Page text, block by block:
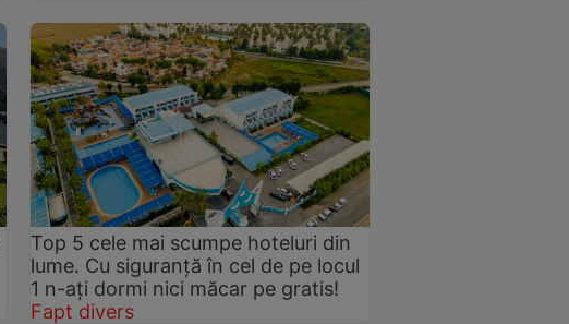
Top 5 cele mai scumpe hoteluri din
lume. Cu siguranță în cel de pe locul
1 n-ați dormi nici măcar pe gratis!
Fapt divers